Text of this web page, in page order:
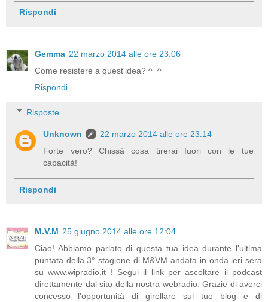
Rispondi
Gemma 22 marzo 2014 alle ore 23:06
Come resistere a quest'idea? ^_^
Rispondi
Risposte
Unknown
22 marzo 2014 alle ore 23:14
Forte vero? Chissà cosa tirerai fuori con le tue
capacità!
Rispondi
M.V.M 25 giugno 2014 alle ore 12:04
Ciao! Abbiamo parlato di questa tua idea durante l'ultima
puntata della 3° stagione di M&VM andata in onda ieri sera
su www.wipradio.it ! Segui il link per ascoltare il podcast
direttamente dal sito della nostra webradio. Grazie di averci
concesso l'opportunità di girellare sul tuo blog e di